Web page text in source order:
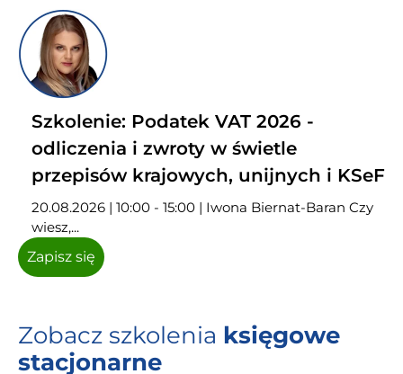
Szkolenie: Podatek VAT 2026 -
odliczenia i zwroty w świetle
przepisów krajowych, unijnych i KSeF
20.08.2026 | 10:00 - 15:00 | Iwona Biernat-Baran Czy
wiesz,...
Zapisz się
Zobacz szkolenia księgowe
stacjonarne